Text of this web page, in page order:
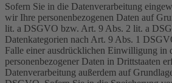
Sofern Sie in die Datenverarbeitung
wir Ihre personenbezogenen Daten auf
lit. a DSGVO bzw. Art. 9 Abs. 2 lit. a
Datenkategorien nach Art. 9 Abs. 1
Falle einer ausdrücklichen Einwilligung in
personenbezogener Daten in Drittstaaten
Datenverarbeitung außerdem auf